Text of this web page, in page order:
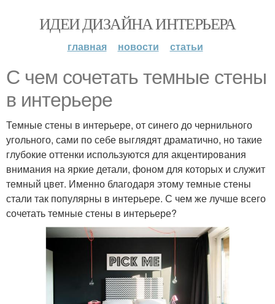
ИДЕИ ДИЗАЙНА ИНТЕРЬЕРА
главная новости статьи
С чем сочетать темные стены
в интерьере
Темные стены в интерьере, от синего до чернильного
угольного, сами по себе выглядят драматично, но такие
глубокие оттенки используются для акцентирования
внимания на яркие детали, фоном для которых и служит
темный цвет. Именно благодаря этому темные стены
стали так популярны в интерьере. С чем же лучше всего
сочетать темные стены в интерьере?